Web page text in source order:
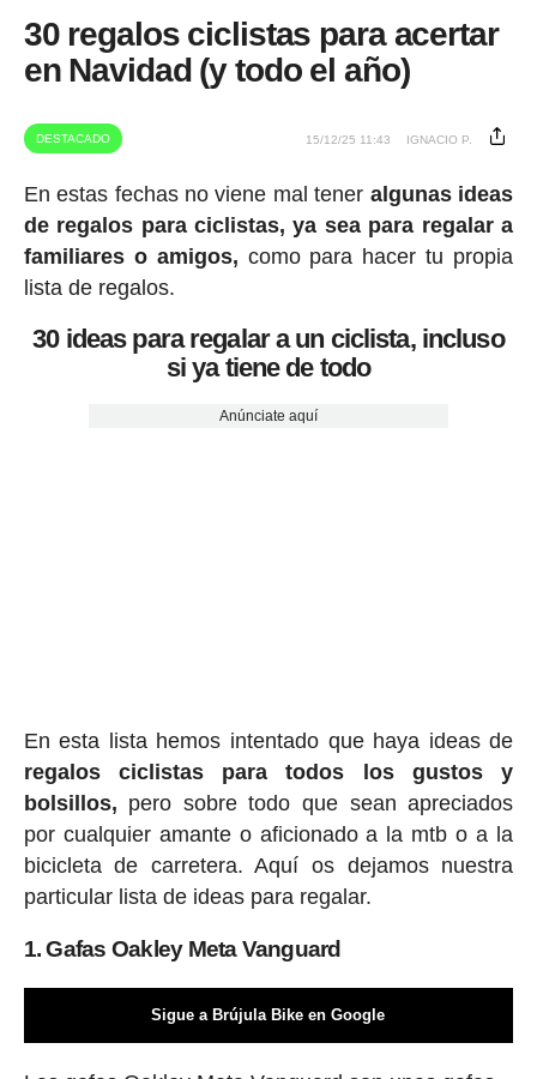
30 regalos ciclistas para acertar
en Navidad (y todo el año)
DESTACADO 15/12/25 11:43 IGNACIO P.
En estas fechas no viene mal tener algunas ideas
de regalos para ciclistas, ya sea para regalar a
familiares o amigos, como para hacer tu propia
lista de regalos.
30 ideas para regalar a un ciclista, incluso
si ya tiene de todo
Anúnciate aquí
En esta lista hemos intentado que haya ideas de
regalos ciclistas para todos los gustos y
bolsillos, pero sobre todo que sean apreciados
por cualquier amante o aficionado a la mtb o a la
bicicleta de carretera. Aquí os dejamos nuestra
particular lista de ideas para regalar.
1. Gafas Oakley Meta Vanguard
Sigue a Brújula Bike en Google